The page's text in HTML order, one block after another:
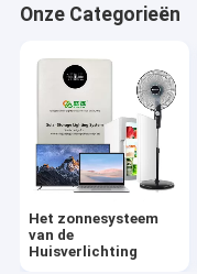
Zonne
Zonne
Zonnemuglamp
Zonnemuurlicht
Onze Categorieën
Het zonnesysteem
van de
Huisverlichting